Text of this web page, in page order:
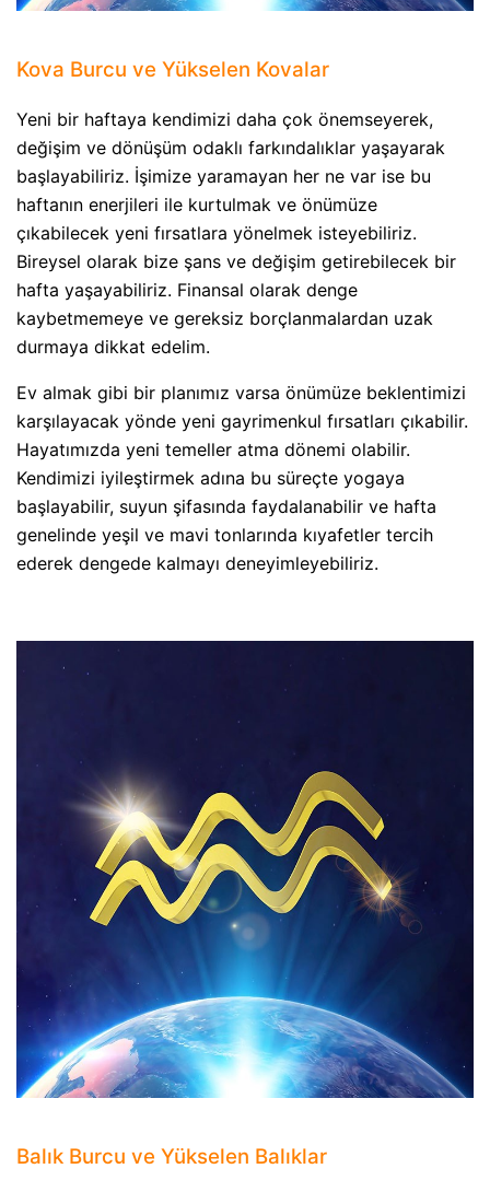
Kova Burcu ve Yükselen Kovalar
Yeni bir haftaya kendimizi daha çok önemseyerek,
değişim ve dönüşüm odaklı farkındalıklar yaşayarak
başlayabiliriz. İşimize yaramayan her ne var ise bu
haftanın enerjileri ile kurtulmak ve önümüze
çıkabilecek yeni fırsatlara yönelmek isteyebiliriz.
Bireysel olarak bize şans ve değişim getirebilecek bir
hafta yaşayabiliriz. Finansal olarak denge
kaybetmemeye ve gereksiz borçlanmalardan uzak
durmaya dikkat edelim.
Ev almak gibi bir planımız varsa önümüze beklentimizi
karşılayacak yönde yeni gayrimenkul fırsatları çıkabilir.
Hayatımızda yeni temeller atma dönemi olabilir.
Kendimizi iyileştirmek adına bu süreçte yogaya
başlayabilir, suyun şifasında faydalanabilir ve hafta
genelinde yeşil ve mavi tonlarında kıyafetler tercih
ederek dengede kalmayı deneyimleyebiliriz.
Balık Burcu ve Yükselen Balıklar